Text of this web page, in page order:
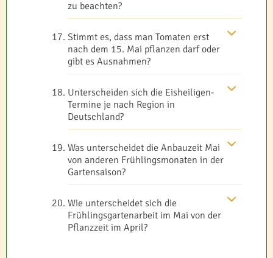
zu beachten?
Stimmt es, dass man Tomaten erst
nach dem 15. Mai pflanzen darf oder
gibt es Ausnahmen?
Unterscheiden sich die Eisheiligen-
Termine je nach Region in
Deutschland?
Was unterscheidet die Anbauzeit Mai
von anderen Frühlingsmonaten in der
Gartensaison?
Wie unterscheidet sich die
Frühlingsgartenarbeit im Mai von der
Pflanzzeit im April?